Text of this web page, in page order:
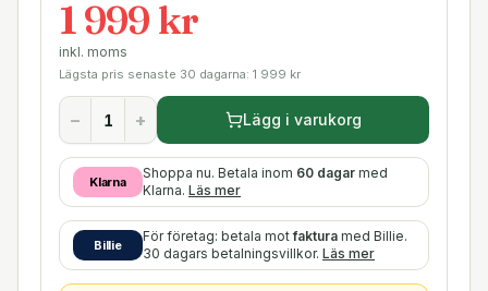
1 999 kr
inkl. moms
Lägsta pris senaste 30 dagarna: 1 999 kr
− + Lägg i varukorg
Klarna
Shoppa nu. Betala inom 60 dagar med
Klarna. Läs mer
Billie
För företag: betala motfaktura med Billie.
30 dagars betalningsvillkor. Läs mer